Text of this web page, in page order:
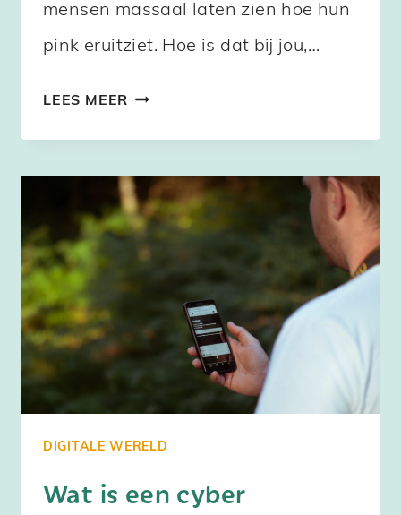
mensen massaal laten zien hoe hun
pink eruitziet. Hoe is dat bij jou,…
LEES MEER PIJN
PINK
DOOR
SMARTPHONE
DIGITALE WERELD
Wat is een cyber